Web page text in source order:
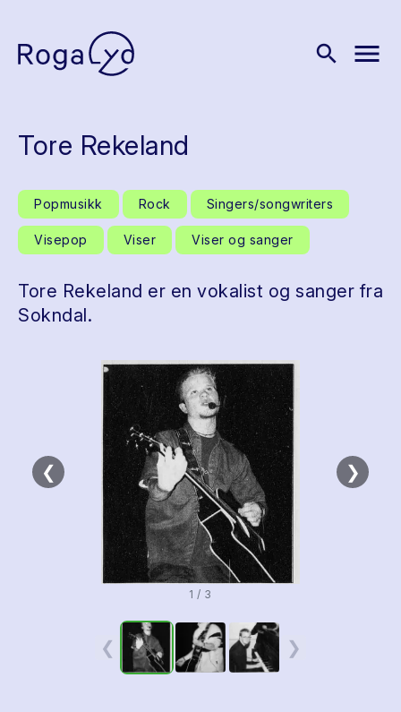
search menu
Tore Rekeland
Popmusikk Rock Singers/songwriters
Visepop Viser Viser og sanger
Tore Rekeland er en vokalist og sanger fra
Sokndal.
❮ ❯
1 / 3
❮ ❯